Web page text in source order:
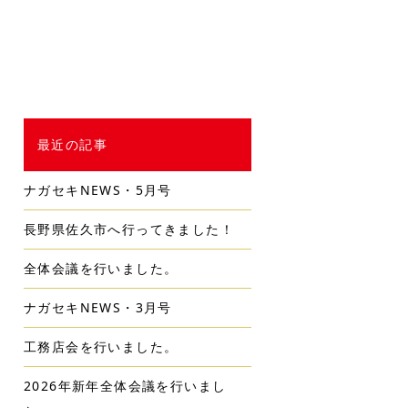
最近の記事
ナガセキNEWS・5月号
長野県佐久市へ行ってきました！
全体会議を行いました。
ナガセキNEWS・3月号
工務店会を行いました。
2026年新年全体会議を行いまし